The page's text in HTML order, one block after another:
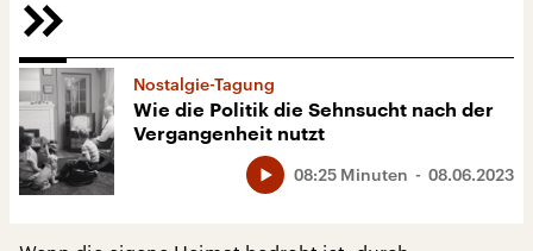
Nostalgie-Tagung
Wie die Politik die Sehnsucht nach der
Vergangenheit nutzt
08.06.2023
08:25 Minuten